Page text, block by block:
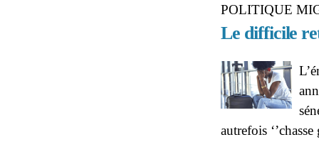
POLITIQUE
Le difficile
autrefois